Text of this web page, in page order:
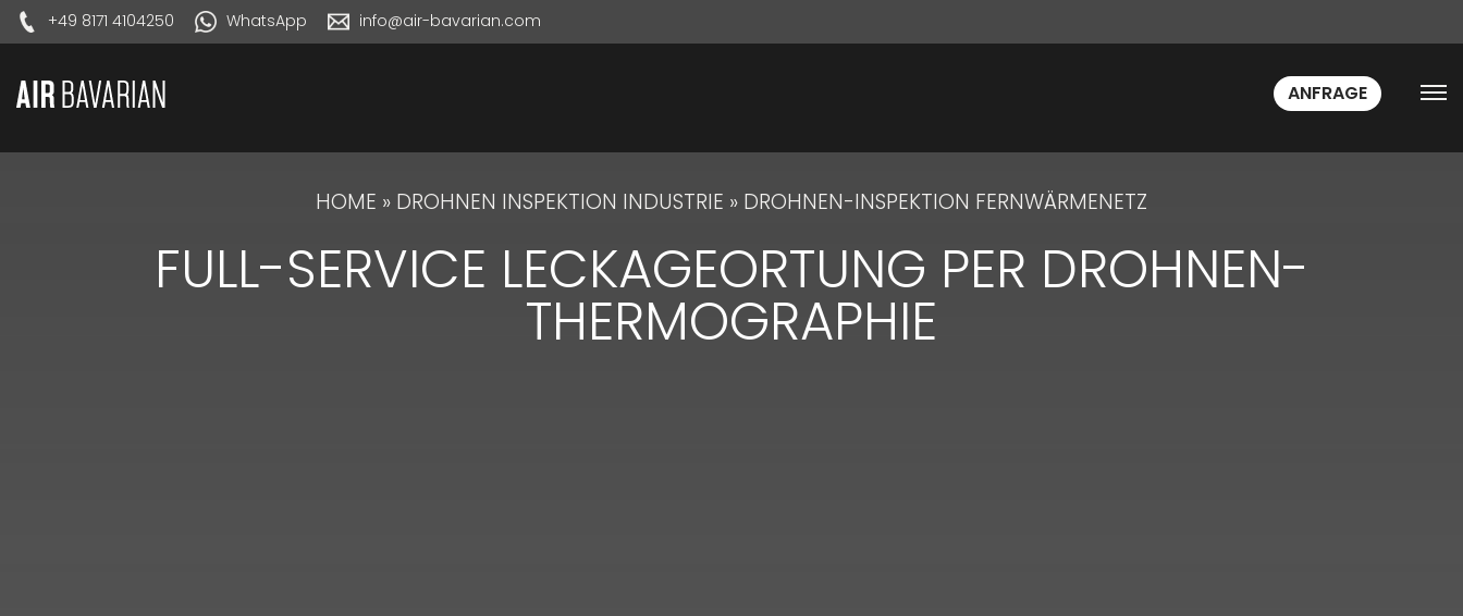
+49 8171 4104250 WhatsApp info@air-bavarian.com
ANFRAGE
HOME » DROHNEN INSPEKTION INDUSTRIE » DROHNEN-INSPEKTION FERNWÄRMENETZ
FULL-SERVICE LECKAGEORTUNG PER DROHNEN-
THERMOGRAPHIE